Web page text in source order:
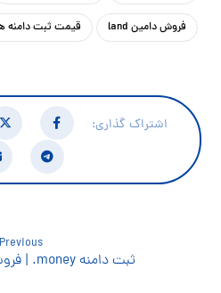
فروش دامین land قیمت ثبت دامنه
Previous
ثبت دامنه money. | فروش دامین money